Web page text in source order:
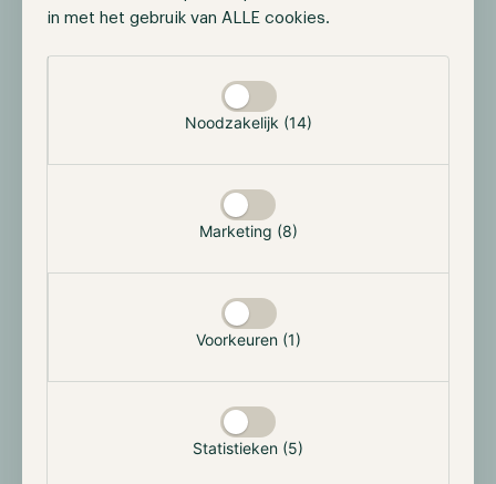
in met het gebruik van ALLE cookies.
Noodzakelijk (14)
Marketing (8)
Voorkeuren (1)
Statistieken (5)
netwerk van waardevolle partners opgebouwd. Een
market makers zoals IMC, en kwantitatieve
handelshuizen zoals Jump Trading. Naast
traditionele bedrijven zoals TradingView en Cboe
Global Markets, evenals een breed scala aan